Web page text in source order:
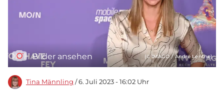
Bilder ansehen (© IMAGO / Andre Lenthe)
Tina Männling / 6. Juli 2023 - 16:02 Uhr